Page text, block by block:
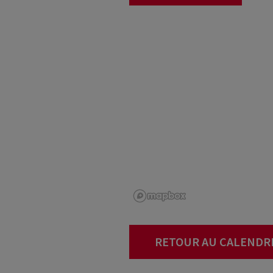
RETOUR AU